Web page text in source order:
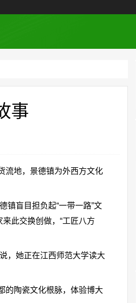
事
地，景德镇为外西方文化
盲目担负起“一带一路”文
此交换创做，“工匠八方
，她正在江西师范大学读大
陶瓷文化根脉，体验博大